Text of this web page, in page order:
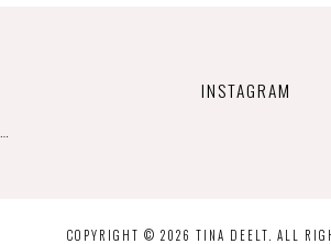
INSTAGRAM
COPYRIGHT © 2026 TINA DEELT. ALL